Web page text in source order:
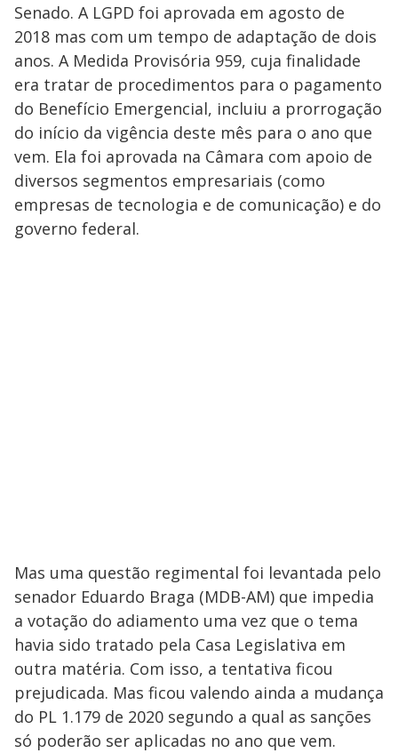
Senado. A LGPD foi aprovada em agosto de
2018 mas com um tempo de adaptação de dois
anos. A Medida Provisória 959, cuja finalidade
era tratar de procedimentos para o pagamento
do Benefício Emergencial, incluiu a prorrogação
do início da vigência deste mês para o ano que
vem. Ela foi aprovada na Câmara com apoio de
diversos segmentos empresariais (como
empresas de tecnologia e de comunicação) e do
governo federal.
Mas uma questão regimental foi levantada pelo
senador Eduardo Braga (MDB-AM) que impedia
a votação do adiamento uma vez que o tema
havia sido tratado pela Casa Legislativa em
outra matéria. Com isso, a tentativa ficou
prejudicada. Mas ficou valendo ainda a mudança
do PL 1.179 de 2020 segundo a qual as sanções
só poderão ser aplicadas no ano que vem.